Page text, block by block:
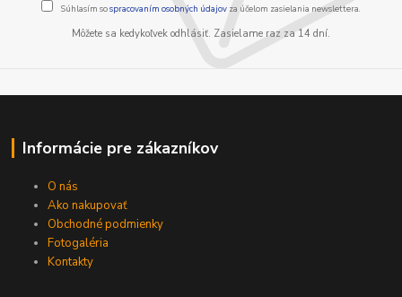
Súhlasím sospracovaním osobných údajov za účelom zasielania newslettera.
Môžete sa kedykoľvek odhlásiť. Zasielame raz za 14 dní.
Informácie pre zákazníkov
O nás
Ako nakupovať
Obchodné podmienky
Fotogaléria
Kontakty